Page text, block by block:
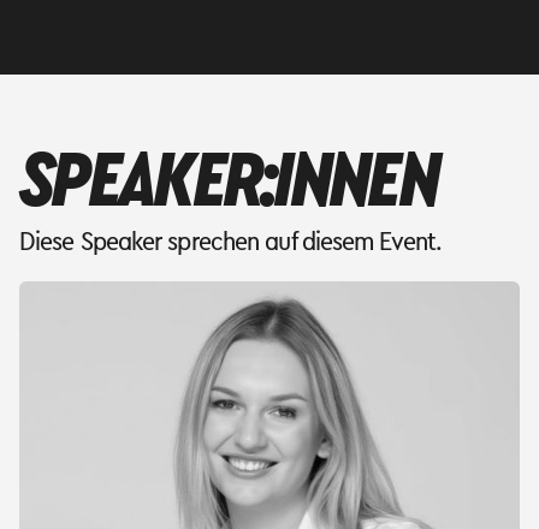
SPEAKER:INNEN
Diese Speaker sprechen auf diesem Event.